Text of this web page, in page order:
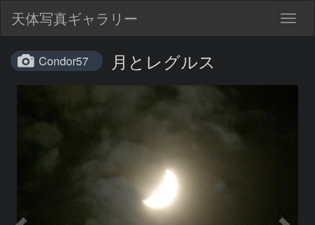
天体写真ギャラリー
Condor57 月とレグルス